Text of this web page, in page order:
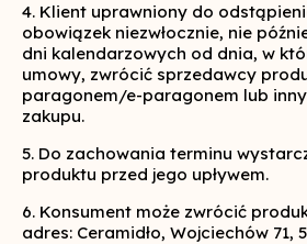
4. Klient uprawniony do
obowiązek niezwłocznie, nie
dni kalendarzowych od dnia, w
umowy, zwrócić sprzedawcy
paragonem/e-paragonem lub
zakupu.
5. Do zachowania terminu
produktu przed jego upływem.
6. Konsument może zwrócić
adres: Ceramidło, Wojciechów 71,